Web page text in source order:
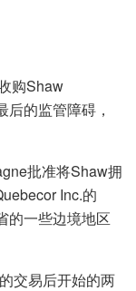
购Shaw
的监管障碍，
批准将Shaw拥
Inc.的
的一些边境地区
交易后开始的两